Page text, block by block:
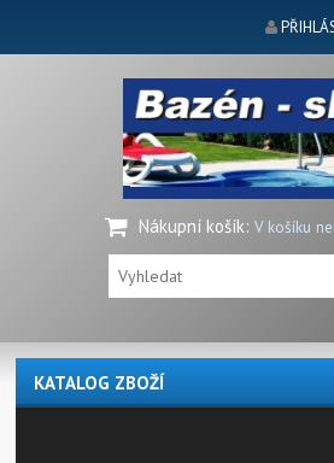
Nákupní košík: V košíku
KATALOG ZBOŽÍ